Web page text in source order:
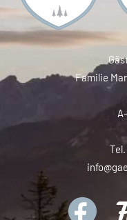
Familie